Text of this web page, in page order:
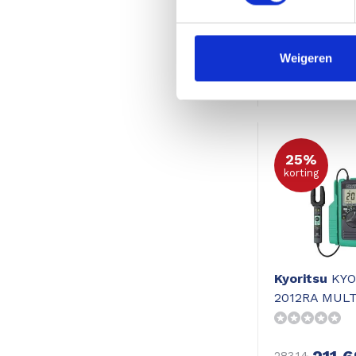
Weigeren
458,59
25%
korting
Kyoritsu
2012RA